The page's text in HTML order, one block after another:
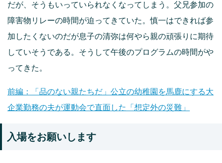
だが、そうもいっていられなくなってしまう。父兄参加の
障害物リレーの時間が迫ってきていた。慎一はできれば参
加したくないのだが息子の清弥は何やら親の頑張りに期待
していそうである。そうして午後のプログラムの時間がや
ってきた。
前編：「品のない親たちだ」公立の幼稚園を馬鹿にする大
企業勤務の夫が運動会で直面した「想定外の災難」
入場をお願いします